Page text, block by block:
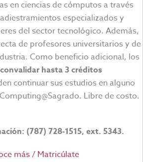
en ciencias de cómputos a través
especializados y
del sector tecnológico. Además,
de profesores universitarios y de
Como beneficio adicional, los
convalidar hasta 3 créditos
continuar sus estudios en alguno
Libre de costo.
(787) 728-1515, ext. 5343.
más / Matricúlate